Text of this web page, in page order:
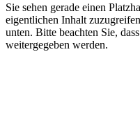
Sie sehen gerade einen
eigentlichen Inhalt
unten. Bitte beachten Sie,
weitergegeben werden.